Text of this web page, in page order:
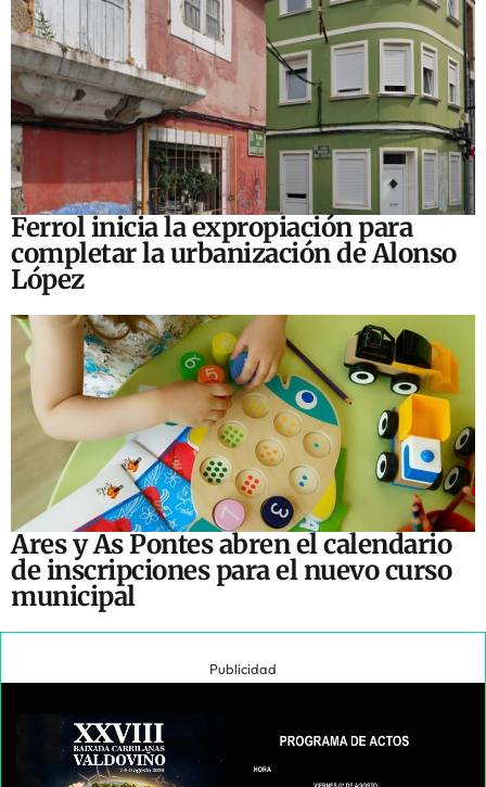
Ferrol inicia la expropiación para
completar la urbanización de Alonso
López
Ares y As Pontes abren el calendario
de inscripciones para el nuevo curso
municipal
Publicidad